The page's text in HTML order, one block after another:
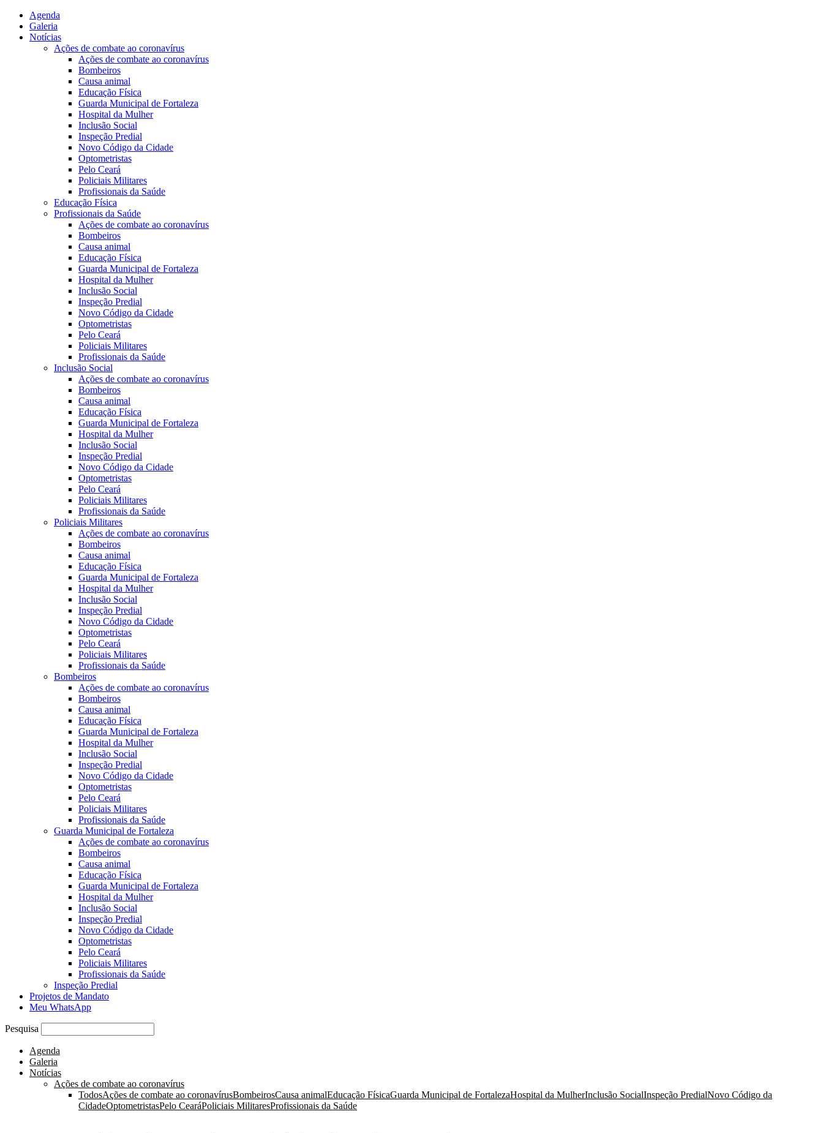
Agenda
Galeria
Notícias
Ações de combate ao coronavírus
Ações de combate ao coronavírus
Bombeiros
Causa animal
Educação Física
Guarda Municipal de Fortaleza
Hospital da Mulher
Inclusão Social
Inspeção Predial
Novo Código da Cidade
Optometristas
Pelo Ceará
Policiais Militares
Profissionais da Saúde
Educação Física
Profissionais da Saúde
Ações de combate ao coronavírus
Bombeiros
Causa animal
Educação Física
Guarda Municipal de Fortaleza
Hospital da Mulher
Inclusão Social
Inspeção Predial
Novo Código da Cidade
Optometristas
Pelo Ceará
Policiais Militares
Profissionais da Saúde
Inclusão Social
Ações de combate ao coronavírus
Bombeiros
Causa animal
Educação Física
Guarda Municipal de Fortaleza
Hospital da Mulher
Inclusão Social
Inspeção Predial
Novo Código da Cidade
Optometristas
Pelo Ceará
Policiais Militares
Profissionais da Saúde
Policiais Militares
Ações de combate ao coronavírus
Bombeiros
Causa animal
Educação Física
Guarda Municipal de Fortaleza
Hospital da Mulher
Inclusão Social
Inspeção Predial
Novo Código da Cidade
Optometristas
Pelo Ceará
Policiais Militares
Profissionais da Saúde
Bombeiros
Ações de combate ao coronavírus
Bombeiros
Causa animal
Educação Física
Guarda Municipal de Fortaleza
Hospital da Mulher
Inclusão Social
Inspeção Predial
Novo Código da Cidade
Optometristas
Pelo Ceará
Policiais Militares
Profissionais da Saúde
Guarda Municipal de Fortaleza
Ações de combate ao coronavírus
Bombeiros
Causa animal
Educação Física
Guarda Municipal de Fortaleza
Hospital da Mulher
Inclusão Social
Inspeção Predial
Novo Código da Cidade
Optometristas
Pelo Ceará
Policiais Militares
Profissionais da Saúde
Inspeção Predial
Projetos de Mandato
Meu WhatsApp
Pesquisa
Agenda
Galeria
Notícias
Ações de combate ao coronavírus
TodosAções de combate ao coronavírusBombeirosCausa animalEducação FísicaGuarda Municipal de FortalezaHospital da MulherInclusão SocialInspeção PredialNovo Código da
CidadeOptometristasPelo CearáPoliciais MilitaresProfissionais da Saúde